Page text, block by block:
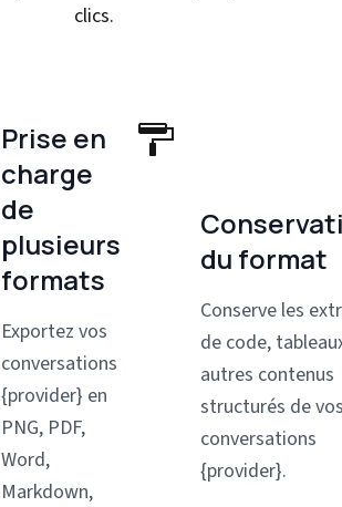
clics.
Prise en
charge
de
plusieurs
formats
Exportez vos
conversations
{provider} en
PNG, PDF,
Word,
Markdown,
du format
Conserve les
de code,
autres contenus
structurés de
conversations
{provider}.